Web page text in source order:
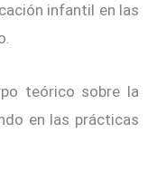
infantil en las
teórico sobre la
en las prácticas